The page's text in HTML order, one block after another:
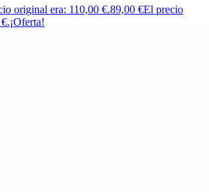
original era: 110,00 €.89,00 €El precio
¡Oferta!